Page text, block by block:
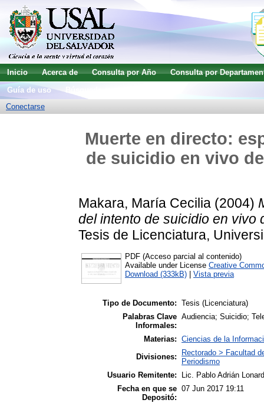
Inicio Acerca de Consulta por Año
Consulta por
Guía de uso
Conectarse
Muerte en directo:
de suicidio en vivo
Makara, María Cecilia (2004)
del intento de suicidio en vivo
Tesis de Licenciatura,
PDF (Acceso parcial al contenido)
Available under License Creative
Download (333kB)
Vista previa
Tipo de Documento: Tesis (Licenciatura)
Palabras Clave
Informales:
Audiencia; Suicidio;
Materias: Ciencias de la
Divisiones:
Rectorado > Facultad
Periodismo
Usuario Remitente:
Lic. Pablo Adrián
Fecha en que se
Depositó:
07 Jun 2017 19:11